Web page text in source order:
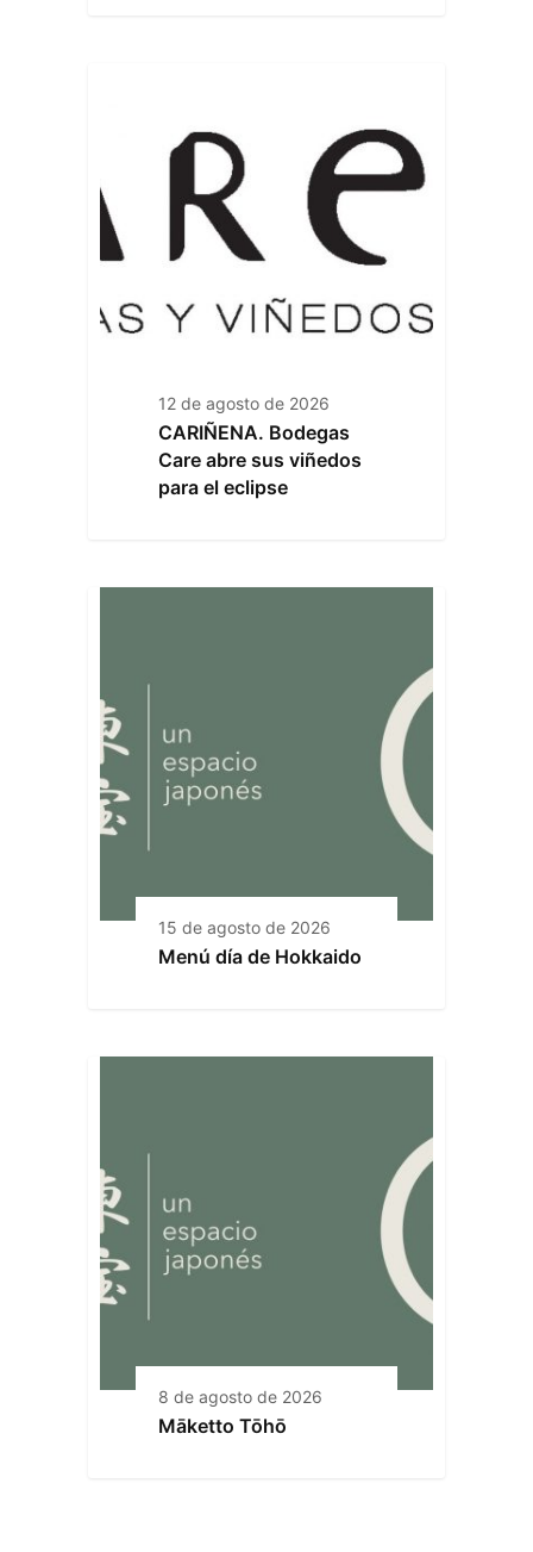
12 de agosto de 2026
CARIÑENA. Bodegas
Care abre sus viñedos
para el eclipse
15 de agosto de 2026
Menú día de Hokkaido
8 de agosto de 2026
Māketto Tōhō